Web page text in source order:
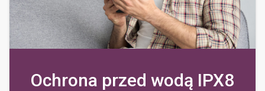
Ochrona przed wodą IPX8